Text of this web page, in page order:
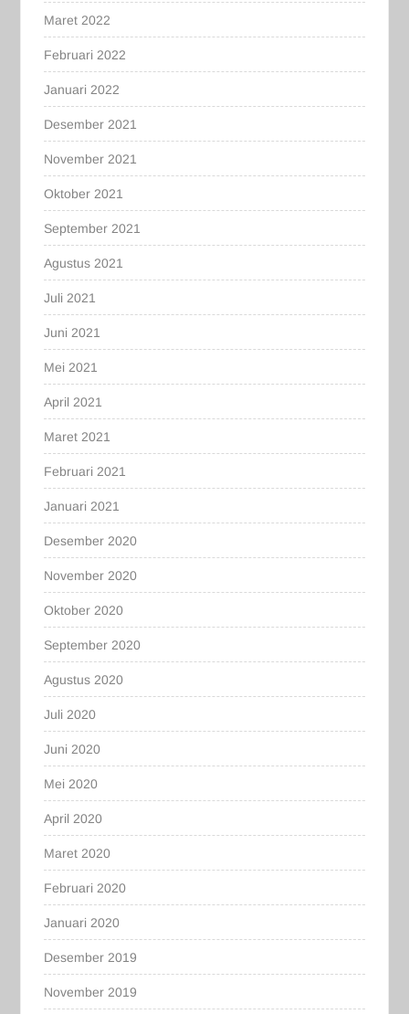
Maret 2022
Februari 2022
Januari 2022
Desember 2021
November 2021
Oktober 2021
September 2021
Agustus 2021
Juli 2021
Juni 2021
Mei 2021
April 2021
Maret 2021
Februari 2021
Januari 2021
Desember 2020
November 2020
Oktober 2020
September 2020
Agustus 2020
Juli 2020
Juni 2020
Mei 2020
April 2020
Maret 2020
Februari 2020
Januari 2020
Desember 2019
November 2019